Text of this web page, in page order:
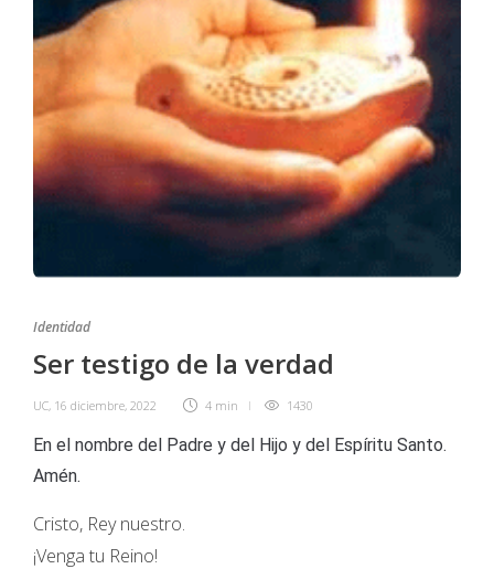
Identidad
Ser testigo de la verdad
UC, 16 diciembre, 2022 4 min 1430
En el nombre del Padre y del Hijo y del Espíritu Santo.
Amén.
Cristo, Rey nuestro.
¡Venga tu Reino!